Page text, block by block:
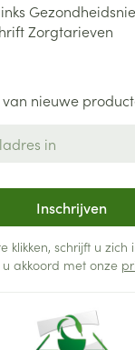
Zorgtarieven
nieuwe
Inschrijven
klikken, schrijft u zich
akkoord met onze